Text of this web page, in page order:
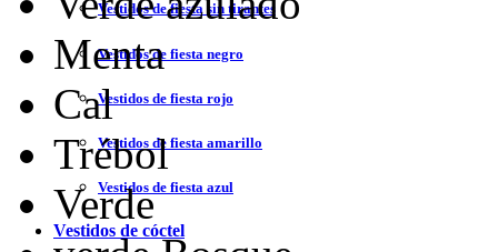
Vestidos de fiesta sin tirantes
Vestidos de fiesta negro
Vestidos de fiesta rojo
Vestidos de fiesta amarillo
Vestidos de fiesta azul
Vestidos de cóctel
Menta
Cal
Trébol
Verde